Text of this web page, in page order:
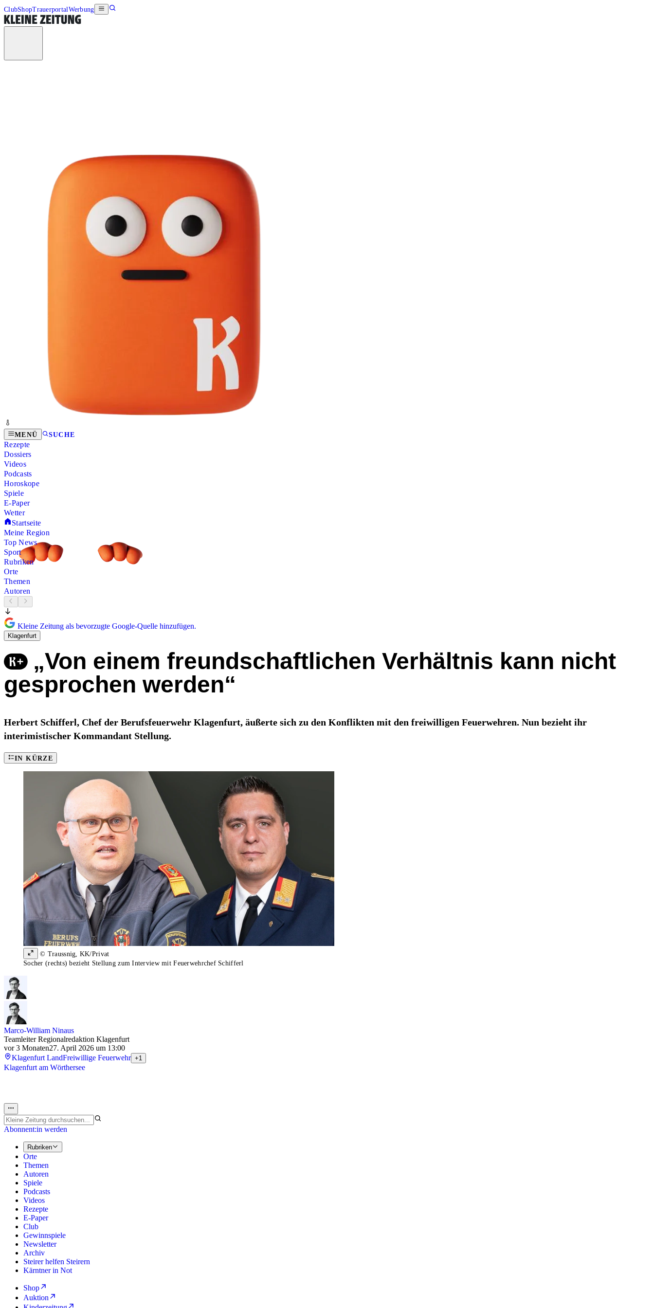
ClubShopTrauerportalWerbung
MENÜ SUCHE
Rezepte
Dossiers
Videos
Podcasts
Horoskope
Spiele
E-Paper
Wetter
Startseite
Meine Region
Top News
Sport
Rubriken
Orte
Themen
Autoren
Kleine Zeitung als bevorzugte Google-Quelle hinzufügen.
Klagenfurt
„Von einem freundschaftlichen Verhältnis kann nicht
gesprochen werden“
Herbert Schifferl, Chef der Berufsfeuerwehr Klagenfurt, äußerte sich zu den Konflikten mit den freiwilligen Feuerwehren. Nun bezieht ihr
interimistischer Kommandant Stellung.
IN KÜRZE
© Traussnig, KK/Privat
Socher (rechts) bezieht Stellung zum Interview mit Feuerwehrchef Schifferl
Marco-William Ninaus
Teamleiter Regionalredaktion Klagenfurt
vor 3 Monaten27. April 2026 um 13:00
Klagenfurt LandFreiwillige Feuerwehr +1
Klagenfurt am Wörthersee
Abonnent:in werden
Rubriken
Orte
Themen
Autoren
Spiele
Podcasts
Videos
Rezepte
E-Paper
Club
Gewinnspiele
Newsletter
Archiv
Steirer helfen Steirern
Kärntner in Not
Shop
Auktion